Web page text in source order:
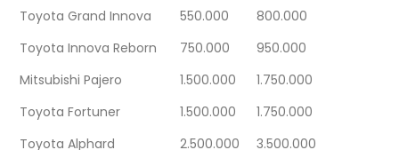
Toyota Grand Innova 550.000
800.000
Toyota Innova Reborn
750.000
950.000
Mitsubishi Pajero
1.500.000
1.750.000
Toyota Fortuner
1.500.000
1.750.000
Toyota Alphard
2.500.000 3.500.000